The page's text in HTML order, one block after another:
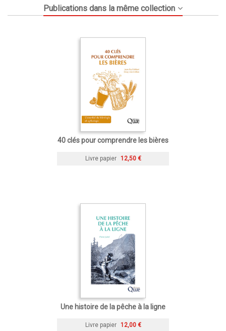
Publications dans la même collection
40 clés pour comprendre les bières
Livre papier 12,50 €
Une histoire de la pêche à la ligne
Livre papier 12,00 €